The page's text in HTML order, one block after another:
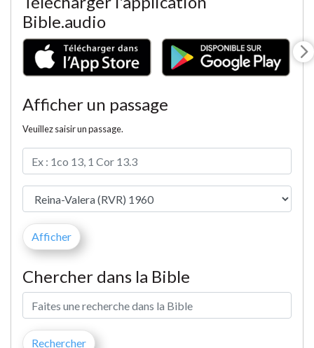
Bible.audio
Afficher un passage
Veuillez saisir un passage.
Chercher dans la Bible